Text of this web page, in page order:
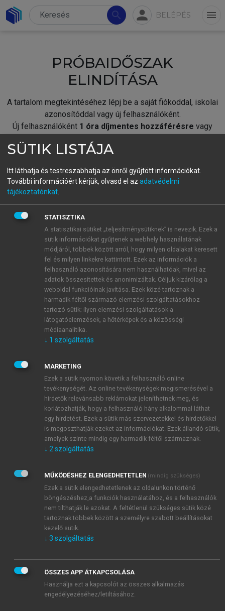
search person BELÉPÉS menu
PRÓBAIDŐSZAK
ELINDÍTÁSA
A tartalom megtekintéséhez lépj be a saját fiókoddal, iskolai
azonosítóddal vagy új felhasználóként.
Új felhasználóként 1 óra díjmentes hozzáférésre vagy
fiókoddal,vagy hozz létre új fiókot.
A regisztráció után apróbaidőszakautomatikusan
BELÉPÉS SAJÁT FIÓKKAL
ÚJ FIÓK LÉTREHOZÁSA
1 óra díjmentes hozzáférés
E-MAIL-CÍM
JELSZÓ
JELSZÓ ÚJRA
Kérek értesítést a MeRSZ újdonságairól, akcióiról.
Kérek értesítést az Akadémiai Kiadó Zrt. újdonságairól,
Adatkezelési tájékoztatóbanfoglaltakat tudomásul
veszem és elfogadom.
Általános vásárlási feltételeket, valamint a szotar.netés a
mersz.huoldalak licencszerződéseiben foglaltakat
tudomásul veszem és elfogadom.
KIPRÓBÁLOM
SÜTIK LISTÁJA
Itt láthatja és testreszabhatja az önről gyűjtött információkat.
További információért kérjük, olvasd el az adatvédelmi
tájékoztatónkat
STATISZTIKA
A statisztikai sütiket „teljesítménysütiknek” is nevezik. Ezek a
sütik információkat gyűjtenek a webhely használatának
módjáról, többek között arról, hogy milyen oldalakat keresett
fel és milyen linkekre kattintott. Ezek az információk a
felhasználó azonosítására nem használhatóak, mivel az
adatok összesítettek és anonimizáltak. Céljuk kizárólag a
weboldal funkcióinak javítása. Ezek közé tartoznak a
harmadik féltől származó elemzési szolgáltatásokhoz
tartozó sütik; ilyen elemzési szolgáltatások a
látogatóelemzések, a hőtérképek és a közösségi
médiaanalitika.
↓ 1 szolgáltatás
MARKETING
Ezek a sütik nyomon követik a felhasználó online
tevékenységét. Az online tevékenységek megismerésével a
hirdetők relevánsabb reklámokat jeleníthetnek meg, és
korlátozhatják, hogy a felhasználó hány alkalommal láthat
egy hirdetést. Ezek a sütik más szervezetekkel és hirdetőkkel
is megoszthatják ezeket az információkat. Ezek állandó sütik,
amelyek szinte mindig egy harmadik féltől származnak.
↓ 2 szolgáltatás
MŰKÖDÉSHEZ ELENGEDHETETLEN (mindig szükséges)
Ezek a sütik elengedhetetlenek az oldalunkon történő
böngészéshez,a funkciók használatához, és a felhasználók
nem tilthatják le azokat. A feltétlenül szükséges sütik közé
tartoznak többek között a személyre szabott beállításokat
kezelő sütik.
↓ 3 szolgáltatás
ÖSSZES APP ÁTKAPCSOLÁSA
Használja ezt a kapcsolót az összes alkalmazás
engedélyezéséhez/letiltásához.